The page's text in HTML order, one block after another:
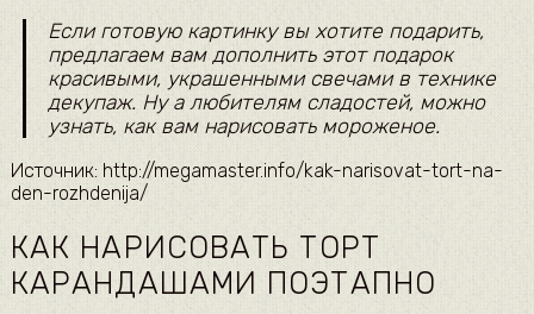
Если готовую картинку вы хотите подарить,
предлагаем вам дополнить этот подарок
красивыми, украшенными свечами в технике
декупаж. Ну а любителям сладостей, можно
узнать, как вам нарисовать мороженое.
Источник: http://megamaster.info/kak-narisovat-tort-na-
den-rozhdenija/
КАК НАРИСОВАТЬ ТОРТ
КАРАНДАШАМИ ПОЭТАПНО